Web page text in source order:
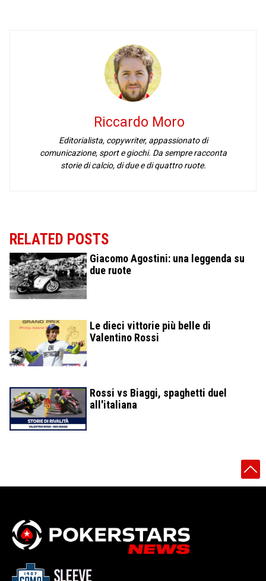
Riccardo Moro
Editorialista, copywriter, appassionato di
comunicazione, sport e giochi. Da sempre racconta
storie di calcio, di due e di quattro ruote.
RELATED POSTS
Giacomo Agostini: una leggenda su
due ruote
Le dieci vittorie più belle di
Valentino Rossi
Rossi vs Biaggi, spaghetti duel
all'italiana